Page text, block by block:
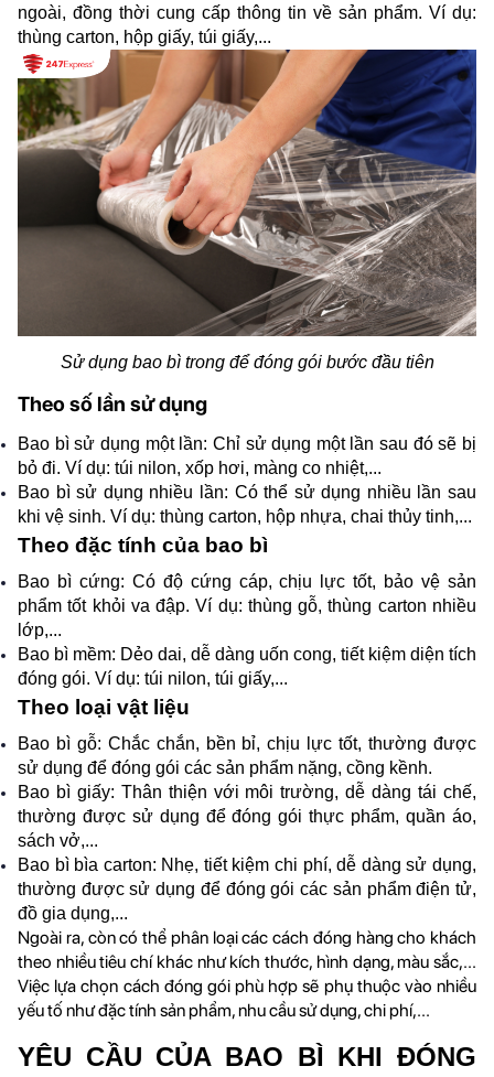
ngoài, đồng thời cung cấp thông tin về sản phẩm. Ví dụ:
thùng carton, hộp giấy, túi giấy,...
Sử dụng bao bì trong để đóng gói bước đầu tiên
Theo số lần sử dụng
Bao bì sử dụng một lần: Chỉ sử dụng một lần sau đó sẽ bị
bỏ đi. Ví dụ: túi nilon, xốp hơi, màng co nhiệt,...
Bao bì sử dụng nhiều lần: Có thể sử dụng nhiều lần sau
khi vệ sinh. Ví dụ: thùng carton, hộp nhựa, chai thủy tinh,...
Theo đặc tính của bao bì
Bao bì cứng: Có độ cứng cáp, chịu lực tốt, bảo vệ sản
phẩm tốt khỏi va đập. Ví dụ: thùng gỗ, thùng carton nhiều
lớp,...
Bao bì mềm: Dẻo dai, dễ dàng uốn cong, tiết kiệm diện tích
đóng gói. Ví dụ: túi nilon, túi giấy,...
Theo loại vật liệu
Bao bì gỗ: Chắc chắn, bền bỉ, chịu lực tốt, thường được
sử dụng để đóng gói các sản phẩm nặng, cồng kềnh.
Bao bì giấy: Thân thiện với môi trường, dễ dàng tái chế,
thường được sử dụng để đóng gói thực phẩm, quần áo,
sách vở,...
Bao bì bìa carton: Nhẹ, tiết kiệm chi phí, dễ dàng sử dụng,
thường được sử dụng để đóng gói các sản phẩm điện tử,
đồ gia dụng,...
Ngoài ra, còn có thể phân loại các cách đóng hàng cho khách
theo nhiều tiêu chí khác như kích thước, hình dạng, màu sắc,...
Việc lựa chọn cách đóng gói phù hợp sẽ phụ thuộc vào nhiều
yếu tố như đặc tính sản phẩm, nhu cầu sử dụng, chi phí,...
YÊU CẦU CỦA BAO BÌ KHI ĐÓNG